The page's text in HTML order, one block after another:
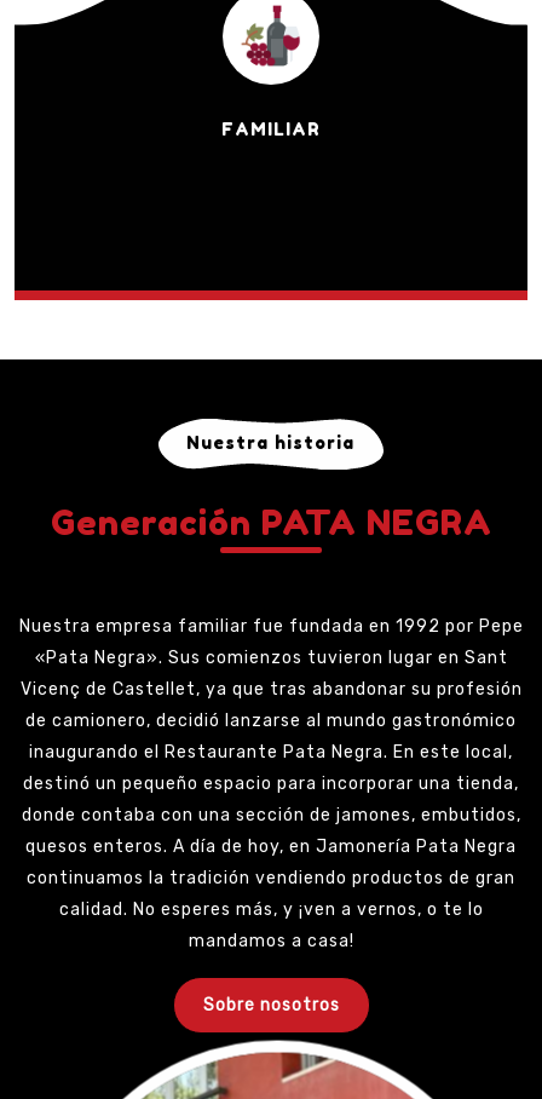
FAMILIAR
Nuestra historia
Generación PATA NEGRA
Nuestra empresa familiar fue fundada en 1992 por Pepe
«Pata Negra». Sus comienzos tuvieron lugar en Sant
Vicenç de Castellet, ya que tras abandonar su profesión
de camionero, decidió lanzarse al mundo gastronómico
inaugurando el Restaurante Pata Negra. En este local,
destinó un pequeño espacio para incorporar una tienda,
donde contaba con una sección de jamones, embutidos,
quesos enteros. A día de hoy, en Jamonería Pata Negra
continuamos la tradición vendiendo productos de gran
calidad. No esperes más, y ¡ven a vernos, o te lo
mandamos a casa!
Sobre nosotros